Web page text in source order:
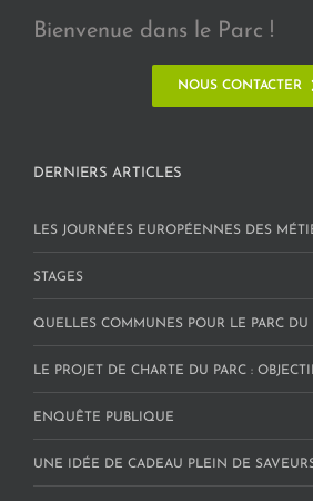
Bienvenue dans le Parc !
NOUS CONTACTER
DERNIERS ARTICLES
LES JOURNÉES EUROPÉENNES DES
STAGES
QUELLES COMMUNES POUR LE PARC
LE PROJET DE CHARTE DU PARC :
ENQUÊTE PUBLIQUE
UNE IDÉE DE CADEAU PLEIN DE